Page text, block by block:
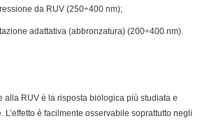
da RUV (250÷400 nm);
adattativa (abbronzatura) (200÷400 nm).
alla RUV è la risposta biologica più studiata e
L’effetto è facilmente osservabile soprattutto negli